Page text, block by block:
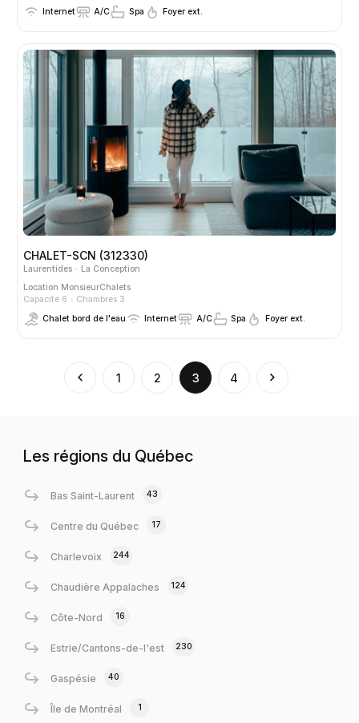
Internet A/C Spa Foyer ext.
CHALET-SCN (312330)
Laurentides
La Conception
Location MonsieurChalets
Capacité 6
Chambres 3
Chalet bord de l'eau
Internet A/C Spa Foyer ext.
1 2 3
(current) 4
Les régions du Québec
Bas Saint-Laurent 43
Centre du Québec 17
Charlevoix 244
Chaudière Appalaches 124
Côte-Nord 16
Estrie/Cantons-de-l'est 230
Gaspésie 40
Île de Montréal 1